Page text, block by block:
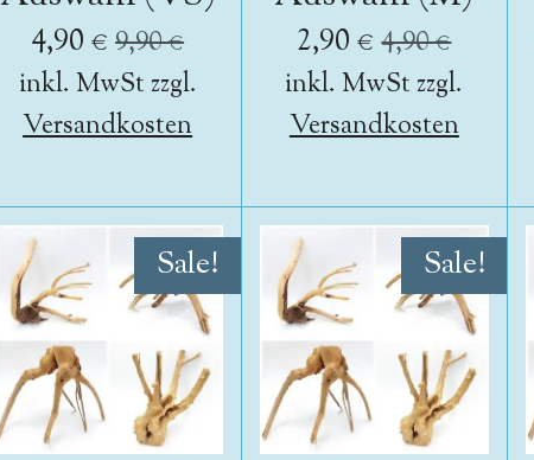
4,90 € 9,90 €
inkl. MwSt zzgl.
Versandkosten
2,90 € 4,90 €
inkl. MwSt zzgl.
Versandkosten
Sale! Sale!